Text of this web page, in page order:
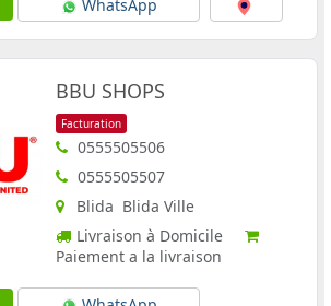
WhatsApp
BBU SHOPS
Facturation
0555505506
0555505507
Blida Blida Ville
Livraison à Domicile
Paiement a la livraison